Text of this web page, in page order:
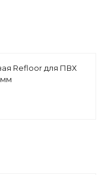
Refloor для ПВХ